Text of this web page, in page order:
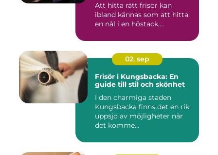
Att hitta rätt frisör kan
ibland kännas som att hitta
en nål i en höstack,...
02. sep
Frisör i Kungsbacka: En
guide till stil och skönhet
I den charmiga staden
Kungsbacka finns det en rik
uppsjö av möjligheter när
det komme...